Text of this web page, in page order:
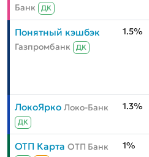
Банк
ДК
Понятный кэшбэк
Газпромбанк ДК
1.5%
ЛокоЯрко Локо-Банк
ДК
1.3%
ОТП Карта ОТП Банк 1%